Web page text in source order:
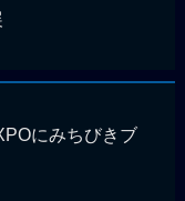
にみちびきブ